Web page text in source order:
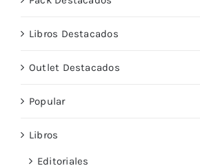
Libros Destacados
Outlet Destacados
Popular
Libros
Editoriales